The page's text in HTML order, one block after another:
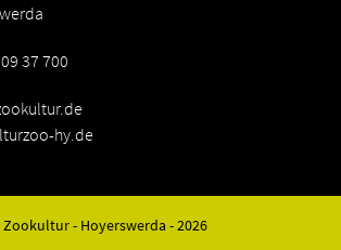
37 700
hy.de
- Hoyerswerda - 2026